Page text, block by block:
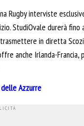
Rugby interviste
StudiOvale durerà fino
in diretta
anche Irlanda-Francia,
Azzurre